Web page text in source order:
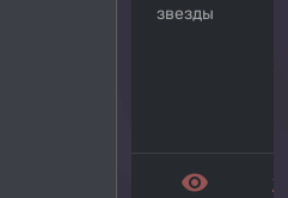
звезды
remove_red_eye